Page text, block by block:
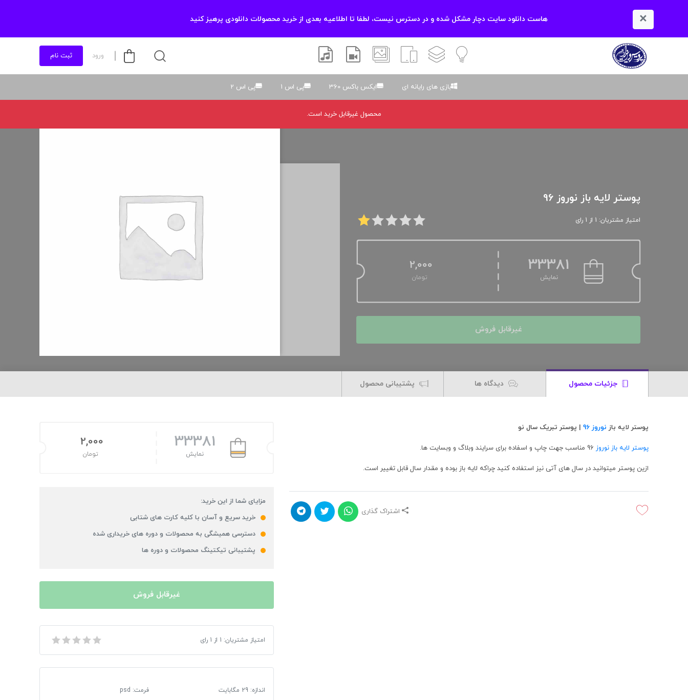
× هاست دانلود سایت دچار مشکل شده و در دسترس نیست، لطفا تا اطلاعیه بعدی از خرید محصولات دانلودی پرهیز کنید
آموزشیلایه باز اسکریپت والپیپر افتر افکتسموسیقی و صدا
ورود ثبت نام
بازی های رایانه ای ایکس باکس 360 پی اس 1 پی اس 2
محصول غیرقابل خرید است.
پوستر لایه باز نوروز 96
امتیاز مشتریان: 1 از 1 رای
33381
نمایش
2,000
تومان
غیرقابل فروش
جزئیات محصول دیدگاه ها پشتیبانی محصول
پوستر لایه باز نوروز 96 | پوستر تبریک سال نو
پوستر لایه باز نوروز
ازین پوستر میتوانید در سال های آتی نیز استفاده کنید چراکه لایه باز بوده و مقدار سال قابل تغییر است.
اشتراک گذاری
33381
نمایش
2,000
تومان
مزایای شما از این خرید:
خرید سریع و آسان با کلیه کارت های شتابی
دسترسی همیشگی به محصولات و دوره های خریداری شده
پشتیبانی تیکتینگ محصولات و دوره ها
غیرقابل فروش
پوستر لایه باز نوروز 96
امتیاز مشتریان: 1 از 1 رای
اندازه: 29 مگابایت فرمت:
psd